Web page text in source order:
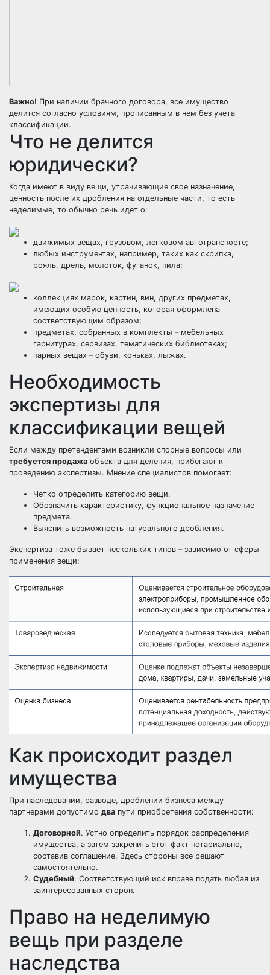
Важно! При наличии брачного договора, все имущество
делится согласно условиям, прописанным в нем без учета
классификации.
Что не делится
юридически?
Когда имеют в виду вещи, утрачивающие свое назначение,
ценность после их дробления на отдельные части, то есть
неделимые, то обычно речь идет о:
движимых вещах, грузовом, легковом автотранспорте;
любых инструментах, например, таких как скрипка,
рояль, дрель, молоток, фуганок, пила;
коллекциях марок, картин, вин, других предметах,
имеющих особую ценность, которая оформлена
соответствующим образом;
предметах, собранных в комплекты – мебельных
гарнитурах, сервизах, тематических библиотеках;
парных вещах – обуви, коньках, лыжах.
Необходимость
экспертизы для
классификации вещей
Если между претендентами возникли спорные вопросы или
требуется продажа объекта для деления, прибегают к
проведению экспертизы. Мнение специалистов помогает:
Четко определить категорию вещи.
Обозначить характеристику, функциональное назначение
предмета.
Выяснить возможность натурального дробления.
Экспертиза тоже бывает нескольких типов – зависимо от сферы
применения вещи:
Как происходит раздел
имущества
При наследовании, разводе, дроблении бизнеса между
партнерами допустимо два пути приобретения собственности:
Договорной. Устно определить порядок распределения
имущества, а затем закрепить этот факт нотариально,
составив соглашение. Здесь стороны все решают
самостоятельно.
Судебный. Соответствующий иск вправе подать любая из
заинтересованных сторон.
Право на неделимую
вещь при разделе
наследства